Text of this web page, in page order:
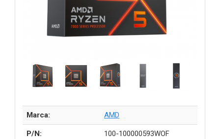
Marca: AMD
P/N: 100-100000593WOF